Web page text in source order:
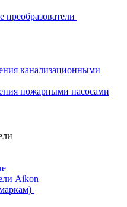
преобразователи
канализационными
пожарными насосами
Aikon